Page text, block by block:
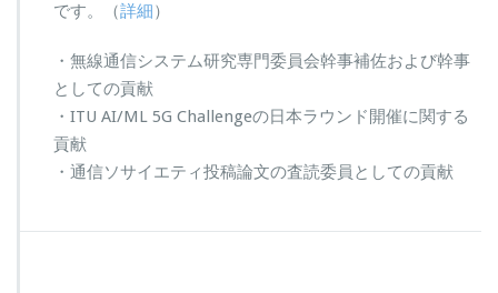
です。（詳細）
・無線通信システム研究専門委員会幹事補佐および幹事
としての貢献
・ITU AI/ML 5G Challengeの日本ラウンド開催に関する
貢献
・通信ソサイエティ投稿論文の査読委員としての貢献